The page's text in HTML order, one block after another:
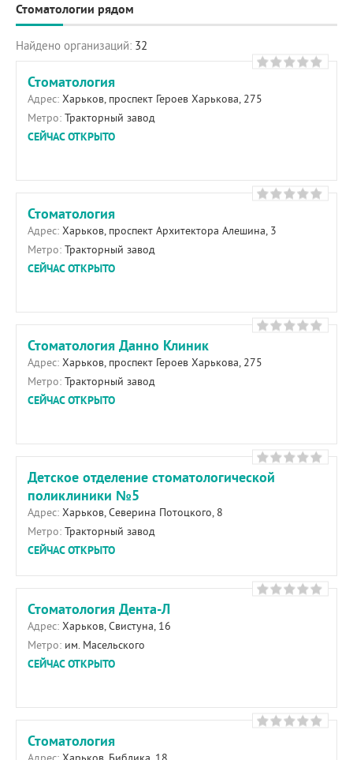
Стоматологии рядом
Найдено организаций: 32
Стоматология
Адрес: Харьков, проспект Героев Харькова, 275
Метро: Тракторный завод
СЕЙЧАС ОТКРЫТО
Стоматология
Адрес: Харьков, проспект Архитектора Алешина, 3
Метро: Тракторный завод
СЕЙЧАС ОТКРЫТО
Стоматология Данно Клиник
Адрес: Харьков, проспект Героев Харькова, 275
Метро: Тракторный завод
СЕЙЧАС ОТКРЫТО
Детское отделение стоматологической
поликлиники №5
Адрес: Харьков, Северина Потоцкого, 8
Метро: Тракторный завод
СЕЙЧАС ОТКРЫТО
Стоматология Дента-Л
Адрес: Харьков, Свистуна, 16
Метро: им. Масельского
СЕЙЧАС ОТКРЫТО
Стоматология